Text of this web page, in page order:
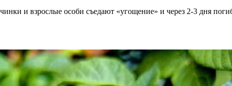
и взрослые особи съедают «угощение» и через 2-3 дня